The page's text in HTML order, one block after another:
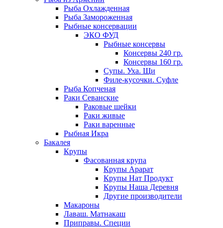
Рыба Охлажденная
Рыба Замороженная
Рыбные консервации
ЭКО ФУД
Рыбные консервы
Консервы 240 гр.
Консервы 160 гр.
Супы. Уха. Щи
Филе-кусочки. Суфле
Рыба Копченая
Раки Севанские
Раковые шейки
Раки живые
Раки варенные
Рыбная Икра
Бакалея
Крупы
Фасованная крупа
Крупы Арарат
Крупы Нат Продукт
Крупы Наша Деревня
Другие производители
Макароны
Лаваш. Матнакаш
Приправы. Специи